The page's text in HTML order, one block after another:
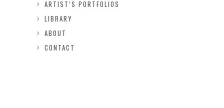
ARTIST’S PORTFOLIOS
LIBRARY
ABOUT
CONTACT